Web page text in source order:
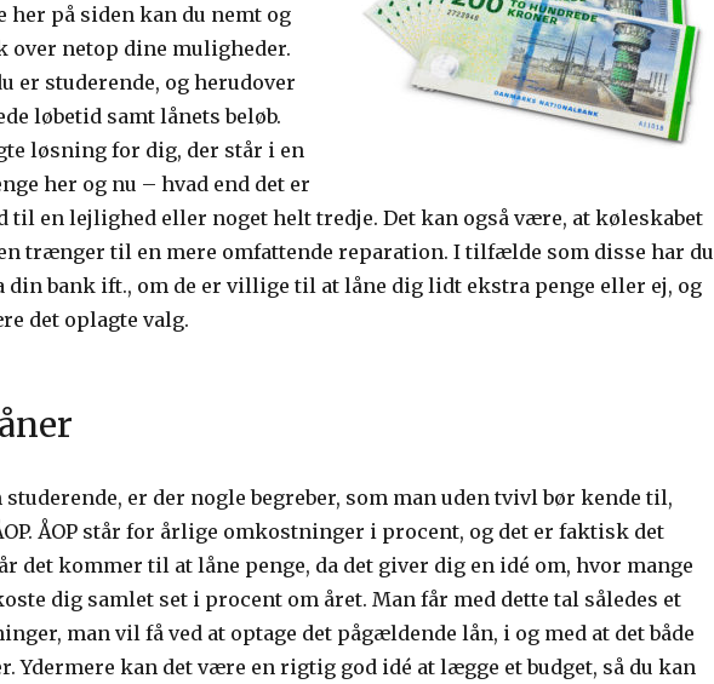
her på siden kan du nemt og
over netop dine muligheder.
er studerende, og herudover
løbetid samt lånets beløb.
løsning for dig, der står i en
her og nu – hvad end det er
en lejlighed eller noget helt tredje. Det kan også være, at køleskabet
trænger til en mere omfattende reparation. I tilfælde som disse har du
bank ift., om de er villige til at låne dig lidt ekstra penge eller ej, og
det oplagte valg.
er der nogle begreber, som man uden tvivl bør kende til,
ÅOP står for årlige omkostninger i procent, og det er faktisk det
det kommer til at låne penge, da det giver dig en idé om, hvor mange
dig samlet set i procent om året. Man får med dette tal således et
man vil få ved at optage det pågældende lån, i og med at det både
Ydermere kan det være en rigtig god idé at lægge et budget, så du kan